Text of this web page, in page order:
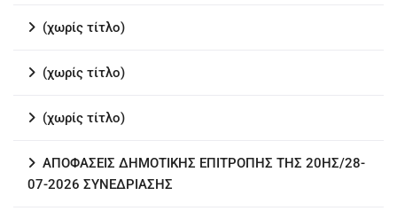
(χωρίς τίτλο)
(χωρίς τίτλο)
(χωρίς τίτλο)
ΑΠΟΦΑΣΕΙΣ ΔΗΜΟΤΙΚΗΣ ΕΠΙΤΡΟΠΗΣ ΤΗΣ 20ΗΣ/28-
07-2026 ΣΥΝΕΔΡΙΑΣΗΣ